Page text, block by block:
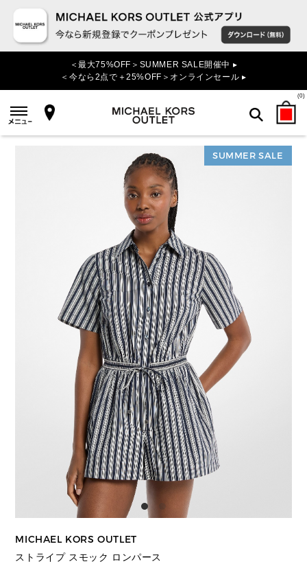
＜最大75%OFF＞SUMMER SALE開催中 ▸
＜今なら2点で＋25%OFF＞オンラインセール ▸
(0)
検索
SUMMER SALE
MICHAEL KORS OUTLET
ストライプ スモック ロンパース